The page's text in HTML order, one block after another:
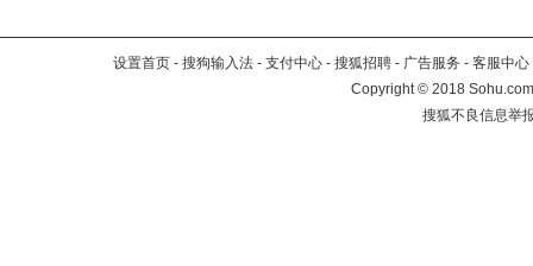
设置首页 - 搜狗输入法 - 支付中心 - 搜狐招聘 - 广告服务 - 客服中心
Copyright©2018
搜狐不良信息举